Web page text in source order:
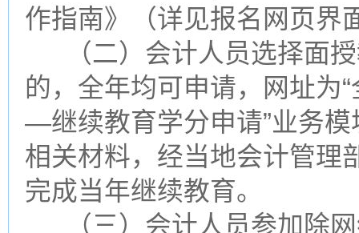
作指南》（详见报名网页界
（二）会计人员选择面授
的，全年均可申请，网址为
—继续教育学分申请”业务
相关材料，经当地会计管理
完成当年继续教育。
（三）会计人员参加除网